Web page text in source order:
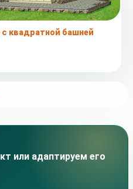
или адаптируем его
квадратной башней